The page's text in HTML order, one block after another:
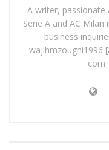
A writer,
Serie A and AC Milan
business
wajihmzoughi1996
com